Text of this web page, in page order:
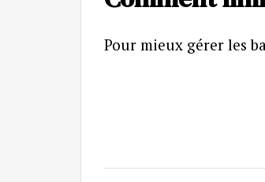
Pour mieux gérer les